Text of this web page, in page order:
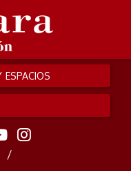
ESPACIOS
/